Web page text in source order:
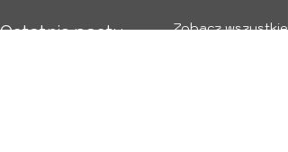
Ostatnie posty Zobacz wszystkie